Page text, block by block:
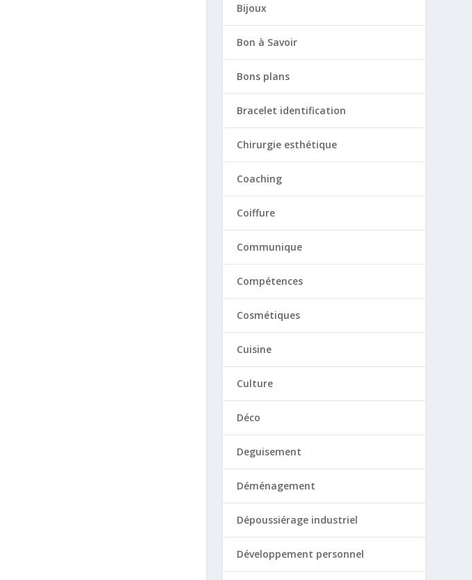
Bijoux
Bon à Savoir
Bons plans
Bracelet identification
Chirurgie esthétique
Coaching
Coiffure
Communique
Compétences
Cosmétiques
Cuisine
Culture
Déco
Deguisement
Déménagement
Dépoussiérage industriel
Développement personnel